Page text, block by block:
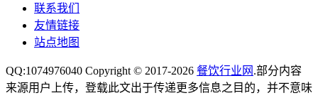
联系我们
友情链接
站点地图
QQ:1074976040 Copyright © 2017-2026 餐饮行业网 .部分内容
来源用户上传，登载此文出于传递更多信息之目的，并不意味